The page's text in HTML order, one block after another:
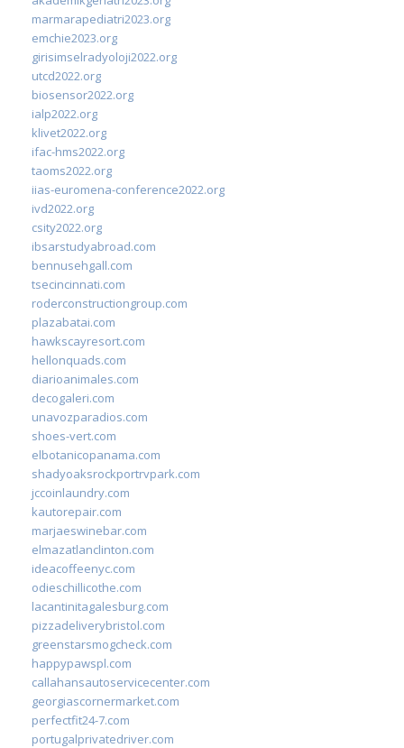
marmarapediatri2023.org
emchie2023.org
girisimselradyoloji2022.org
utcd2022.org
biosensor2022.org
ialp2022.org
klivet2022.org
ifac-hms2022.org
taoms2022.org
iias-euromena-conference2022.org
ivd2022.org
csity2022.org
ibsarstudyabroad.com
bennusehgall.com
tsecincinnati.com
roderconstructiongroup.com
plazabatai.com
hawkscayresort.com
hellonquads.com
diarioanimales.com
decogaleri.com
unavozparadios.com
shoes-vert.com
elbotanicopanama.com
shadyoaksrockportrvpark.com
jccoinlaundry.com
kautorepair.com
marjaeswinebar.com
elmazatlanclinton.com
ideacoffeenyc.com
odieschillicothe.com
lacantinitagalesburg.com
pizzadeliverybristol.com
greenstarsmogcheck.com
happypawspl.com
callahansautoservicecenter.com
georgiascornermarket.com
perfectfit24-7.com
portugalprivatedriver.com